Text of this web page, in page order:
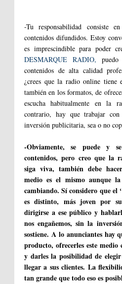
-Tu responsabilidad consiste
contenidos difundidos. Estoy
es imprescindible para poder
DESMARQUE RADIO,
contenidos de alta calidad
¿crees que la radio online tiene
también en los formatos, de
escucha habitualmente en la
contrario, hay que trabajar
inversión publicitaria, sea o no
-Obviamente, se puede y
contenidos, pero creo que la
siga viva, también debe
medio es el mismo aunque
cambiando. Sí considero que el
es distinto, más joven por
dirigirse a ese público y
nos engañemos, sin la
sostiene. A lo anunciantes hay
producto, ofrecerles este
y darles la posibilidad de
llegar a sus clientes. La
tan grande que todo eso es